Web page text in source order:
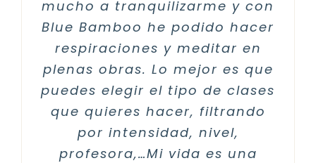
mucho a tranquilizarme y con
Blue Bamboo he podido hacer
respiraciones y meditar en
plenas obras. Lo mejor es que
puedes elegir el tipo de clases
que quieres hacer, filtrando
por intensidad, nivel,
profesora,…Mi vida es una
que no creías que podías
hacer, y acabas muy
tranquila. Fue una
experiencia muy bonita,
calmante y energética. BB
ofrece un servicio que
merece mucho la pena. Hago
yoga todas las mañanas. ”
hora que me apetece. Dentro
de todo el caos de mis viajes,
Blue Bamboo me ofrece ese
ratito para centrarme en mí
misma.”
IERA @ierapaperlight
viajando. Esta plataforma es
de lo mejor que hay y para
todos los niveles.”
MIREN ALÓS @mirenalos
todo el contenido que tienen
en BB (muchísimas clases de
yoga, movilidad,
estiramientos…)”
VERO GÓMEZ @veronicamchef10
fantasía poder personalizar
todo según tu nivel, la
intensidad con la que te
apetezca practicar o la
profesora con la que
conectas”
ALLY @ally_viamalama
COOHUCO @coohuco